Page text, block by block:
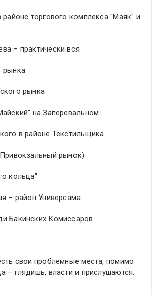
районе торгового комплекса "Маяк" и
– практически вся
рынка
рынка
на Заперевальном
в районе Текстильщика
рынок)
кольца"
– район Универсама
Бакинских Комиссаров
свои проблемные места, помимо
– глядишь, власти и прислушаются.